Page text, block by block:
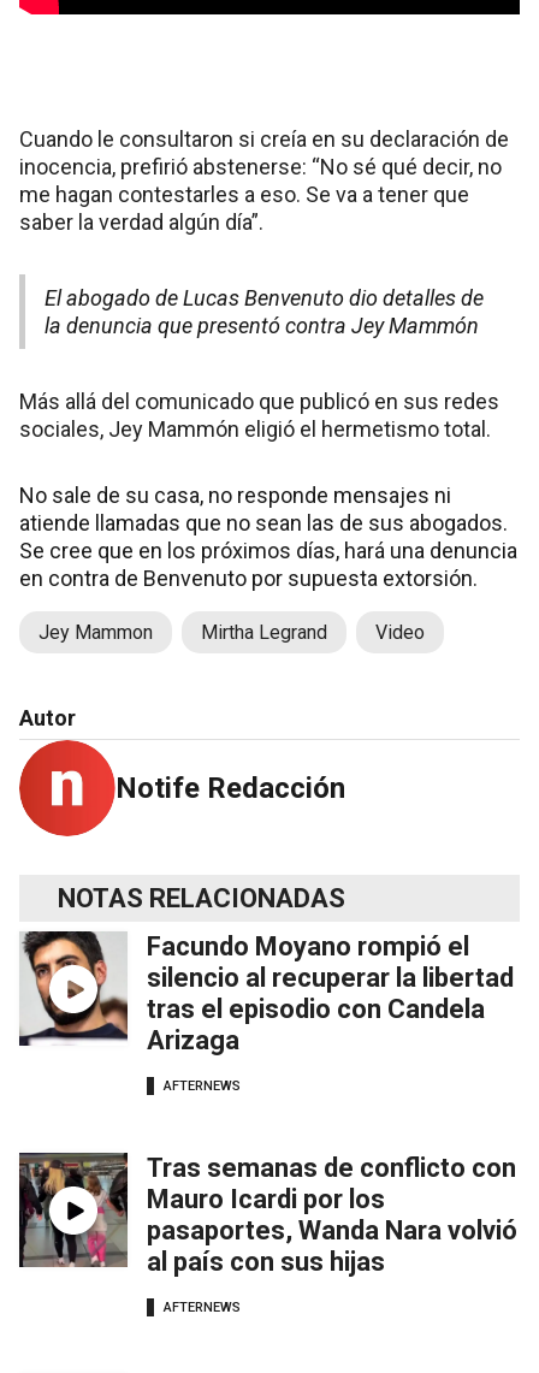
Cuando le consultaron si creía en su declaración de
inocencia, prefirió abstenerse: “No sé qué decir, no
me hagan contestarles a eso. Se va a tener que
saber la verdad algún día”.
El abogado de Lucas Benvenuto dio detalles de
la denuncia que presentó contra Jey Mammón
Más allá del comunicado que publicó en sus redes
sociales, Jey Mammón eligió el hermetismo total.
No sale de su casa, no responde mensajes ni
atiende llamadas que no sean las de sus abogados.
Se cree que en los próximos días, hará una denuncia
en contra de Benvenuto por supuesta extorsión.
Jey Mammon Mirtha Legrand Video
Autor
Notife Redacción
NOTAS RELACIONADAS
Facundo Moyano rompió el
silencio al recuperar la libertad
tras el episodio con Candela
Arizaga
AFTERNEWS
Tras semanas de conflicto con
Mauro Icardi por los
pasaportes, Wanda Nara volvió
al país con sus hijas
AFTERNEWS